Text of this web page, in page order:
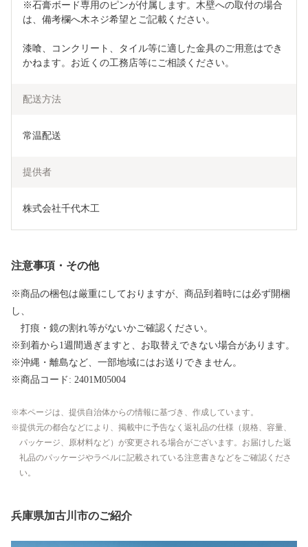
※石膏ボード専用のピンが付属します。木壁への取付の場合
は、備考欄へ木ネジ希望とご記載ください。
漆喰、コンクリート、タイル等に適した金具のご用意はでき
かねます。お近くの工務店等にご相談ください。
配送方法
常温配送
提供者
株式会社千代木工
注意事項・その他
※商品の梱包は厳重にしておりますが、商品到着時には必ず開梱
し、
打痕・鏡の割れ等がないかご確認ください。
※到着から1週間過ぎますと、お取替えできない場合があります。
※沖縄・離島など、一部地域にはお送りできません。
※商品コード: 2401M05004
本ページは、提供自治体からの情報に基づき、作成しています。
提供元の都合などにより、掲載中に予告なく返礼品の仕様（規格、容量、
パッケージ、原材料など）が変更される場合がございます。お届けした返
礼品のパッケージやラベルに記載されている注意書きなどをご確認くださ
い。
兵庫県加古川市のご紹介